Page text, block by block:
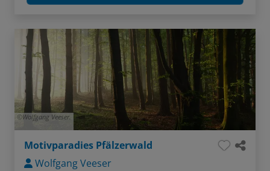
Wolfgang Veeser.
Motivparadies Pfälzerwald
Wolfgang Veeser